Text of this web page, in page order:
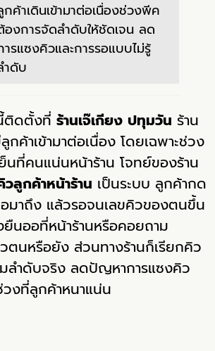
กค้าเดินเข้ามาต่อเนื่องช่วงพีค
องการจัดลำดับให้ชัดเจน ลด
ารแซงคิวและการรอแบบไม่รู้
ำดับ
ติดตั้งที่ ร้านเจ๊เกียง ปทุมวัน ร้าน
กค้าเข้ามาต่อเนื่อง โดยเฉพาะช่วง
นที่คนแน่นหน้าร้าน โจทย์ของร้าน
ลูกค้าหน้าร้าน เป็นระบบ ลูกค้ากด
มาถึง แล้วรอจนเลขคิวของตนขึ้น
นออที่หน้าร้านหรือคอยถาม
นหรือยัง ส่วนทางร้านก็เรียกคิว
ลำดับจริง ลดปัญหาการแซงคิว
งที่ลูกค้าหนาแน่น